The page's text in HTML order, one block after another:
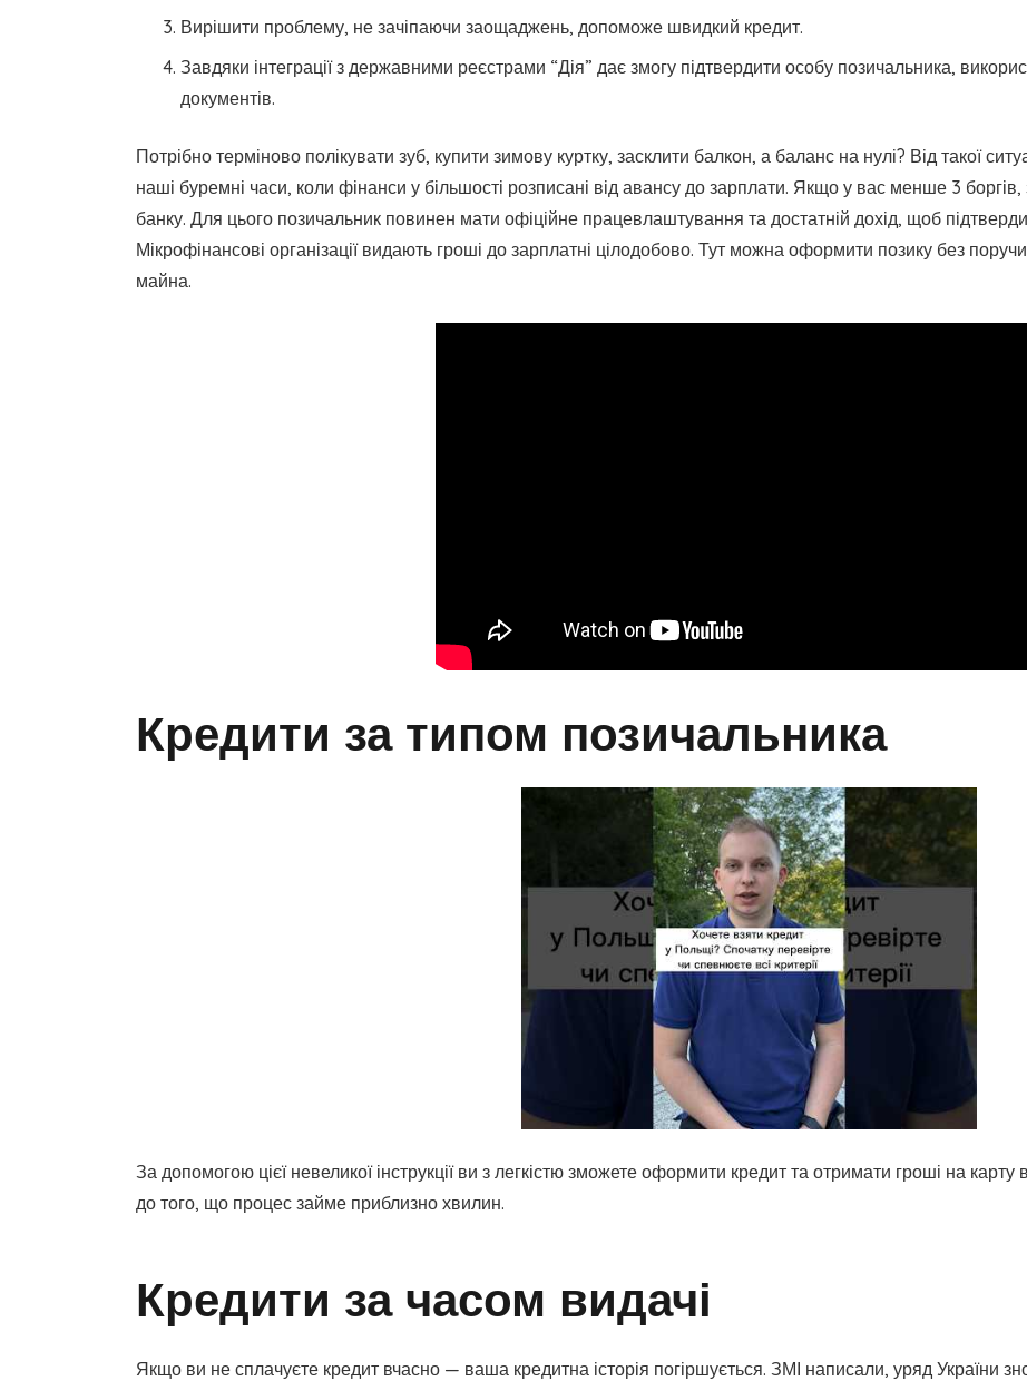
Вирішити проблему, не зачіпаючи заощаджень, допоможе швидкий кредит.
Завдяки інтеграції з державними реєстрами “Дія” дає змогу підтвердити особу позичальника,
документів.
Потрібно терміново полікувати зуб, купити зимову куртку, засклити балкон, а баланс на нулі? Від такої
наші буремні часи, коли фінанси у більшості розписані від авансу до зарплати. Якщо у вас менше 3
банку. Для цього позичальник повинен мати офіційне працевлаштування та достатній дохід, щоб
Мікрофінансові організації видають гроші до зарплатні цілодобово. Тут можна оформити позику без
майна.
Кредити за типом позичальника
За допомогою цієї невеликої інструкції ви з легкістю зможете оформити кредит та отримати гроші на
до того, що процес займе приблизно хвилин.
Кредити за часом видачі
Якщо ви не сплачуєте кредит вчасно — ваша кредитна історія погіршується. ЗМІ написали, уряд України